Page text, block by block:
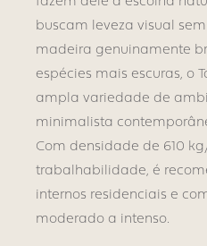
buscam leveza visual
madeira genuinamente
espécies mais escuras, o
ampla variedade de
minimalista
Com densidade de 610
trabalhabilidade, é
internos residenciais e
moderado a intenso.